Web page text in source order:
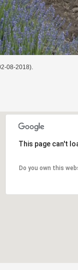
08-2018).
This page can't
Do you own this